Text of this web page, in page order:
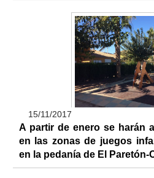
15/11/2017
A partir de enero se harán
en las zonas de juegos
en la pedanía de El Paretón-